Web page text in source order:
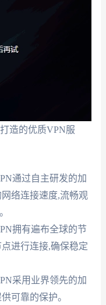
造的优质VPN服
通过自主研发的加
络连接速度,流畅观
拥有遍布全球的节
进行连接,确保稳定
采用业界领先的加
可靠的保护。